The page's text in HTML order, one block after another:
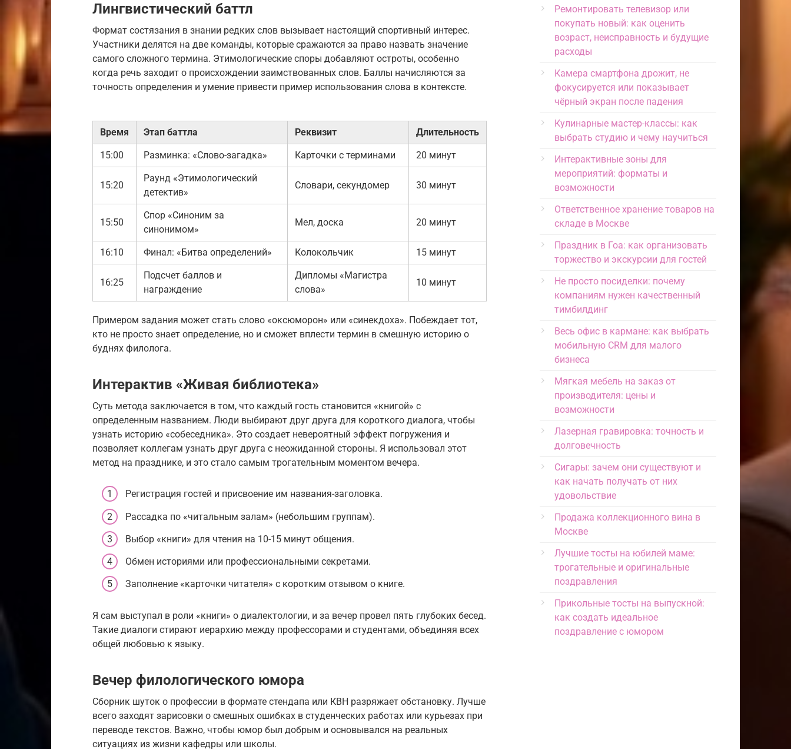
Лингвистический баттл
Формат состязания в знании редких слов вызывает настоящий спортивный интерес.
Участники делятся на две команды, которые сражаются за право назвать значение
самого сложного термина. Этимологические споры добавляют остроты, особенно
когда речь заходит о происхождении заимствованных слов. Баллы начисляются за
точность определения и умение привести пример использования слова в контексте.
Время Этап баттла Реквизит Длительность
15:00 Разминка: «Слово-загадка» Карточки с терминами 20 минут
15:20
Раунд «Этимологический
детектив»
Словари, секундомер 30 минут
15:50
Спор «Синоним за
синонимом»
Мел, доска 20 минут
16:10 Финал: «Битва определений» Колокольчик 15 минут
16:25
Подсчет баллов и
награждение
Дипломы «Магистра
слова»
10 минут
Примером задания может стать слово «оксюморон» или «синекдоха». Побеждает тот,
кто не просто знает определение, но и сможет вплести термин в смешную историю о
буднях филолога.
Интерактив «Живая библиотека»
Суть метода заключается в том, что каждый гость становится «книгой» с
определенным названием. Люди выбирают друг друга для короткого диалога, чтобы
узнать историю «собеседника». Это создает невероятный эффект погружения и
позволяет коллегам узнать друг друга с неожиданной стороны. Я использовал этот
метод на празднике, и это стало самым трогательным моментом вечера.
Регистрация гостей и присвоение им названия-заголовка.
Рассадка по «читальным залам» (небольшим группам).
Выбор «книги» для чтения на 10-15 минут общения.
Обмен историями или профессиональными секретами.
Заполнение «карточки читателя» с коротким отзывом о книге.
Я сам выступал в роли «книги» о диалектологии, и за вечер провел пять глубоких бесед.
Такие диалоги стирают иерархию между профессорами и студентами, объединяя всех
общей любовью к языку.
Вечер филологического юмора
Сборник шуток о профессии в формате стендапа или КВН разряжает обстановку. Лучше
всего заходят зарисовки о смешных ошибках в студенческих работах или курьезах при
переводе текстов. Важно, чтобы юмор был добрым и основывался на реальных
ситуациях из жизни кафедры или школы.
Ремонтировать телевизор или
покупать новый: как оценить
возраст, неисправность и будущие
расходы
Камера смартфона дрожит, не
фокусируется или показывает
чёрный экран после падения
Кулинарные мастер-классы: как
выбрать студию и чему научиться
Интерактивные зоны для
мероприятий: форматы и
возможности
Ответственное хранение товаров на
складе в Москве
Праздник в Гоа: как организовать
торжество и экскурсии для гостей
Не просто посиделки: почему
компаниям нужен качественный
тимбилдинг
Весь офис в кармане: как выбрать
мобильную CRM для малого
бизнеса
Мягкая мебель на заказ от
производителя: цены и
возможности
Лазерная гравировка: точность и
долговечность
Сигары: зачем они существуют и
как начать получать от них
удовольствие
Продажа коллекционного вина в
Москве
Лучшие тосты на юбилей маме:
трогательные и оригинальные
поздравления
Прикольные тосты на выпускной:
как создать идеальное
поздравление с юмором